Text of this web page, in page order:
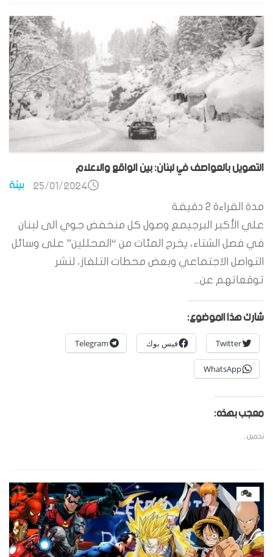
التهويل بالعواصف في لبنان: بين الواقع والاعلام
بيئة 25/01/2024
مدة القراءة 2 دقيقة
علي الأكبر البرجيمع وصول كل منخفض جوي الى لبنان
في فصل الشتاء، يخرج المئات من “المحللين” على وسائل
التواصل الاجتماعي وبعض محطات التلفاز، لنشر
توقعاتهم عن...
شارك هذا الموضوع:
Twitter فيس بوك Telegram
WhatsApp
معجب بهذه:
تحميل...
0